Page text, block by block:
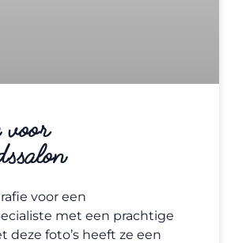
voor een
met een prachtige
deze foto’s heeft ze een